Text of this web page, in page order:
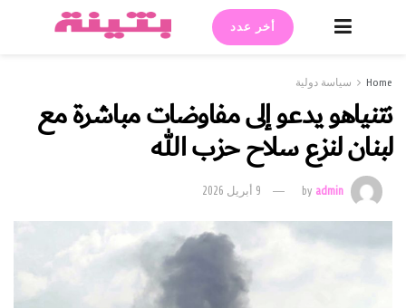
أخر عدد
Home سياسة دولية
نتنياهو يدعو إلى مفاوضات مباشرة مع
لبنان لنزع سلاح حزب الله
byadmin 9 أبريل 2026